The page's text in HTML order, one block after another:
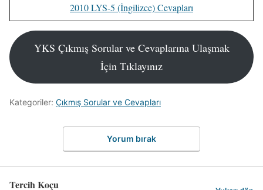
2010 LYS-5 (İngilizce) Cevapları
YKS Çıkmış Sorular ve Cevaplarına Ulaşmak
İçin Tıklayınız
Kategoriler: Çıkmış Sorular ve Cevapları
Yorum bırak
Tercih Koçu